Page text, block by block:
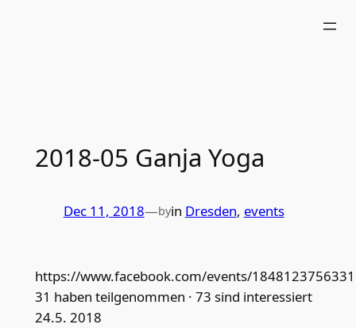
2018-05 Ganja Yoga
Dec 11, 2018—byin Dresden, events
https://www.facebook.com/events/
31 haben teilgenommen · 73 sind interessiert
24.5. 2018